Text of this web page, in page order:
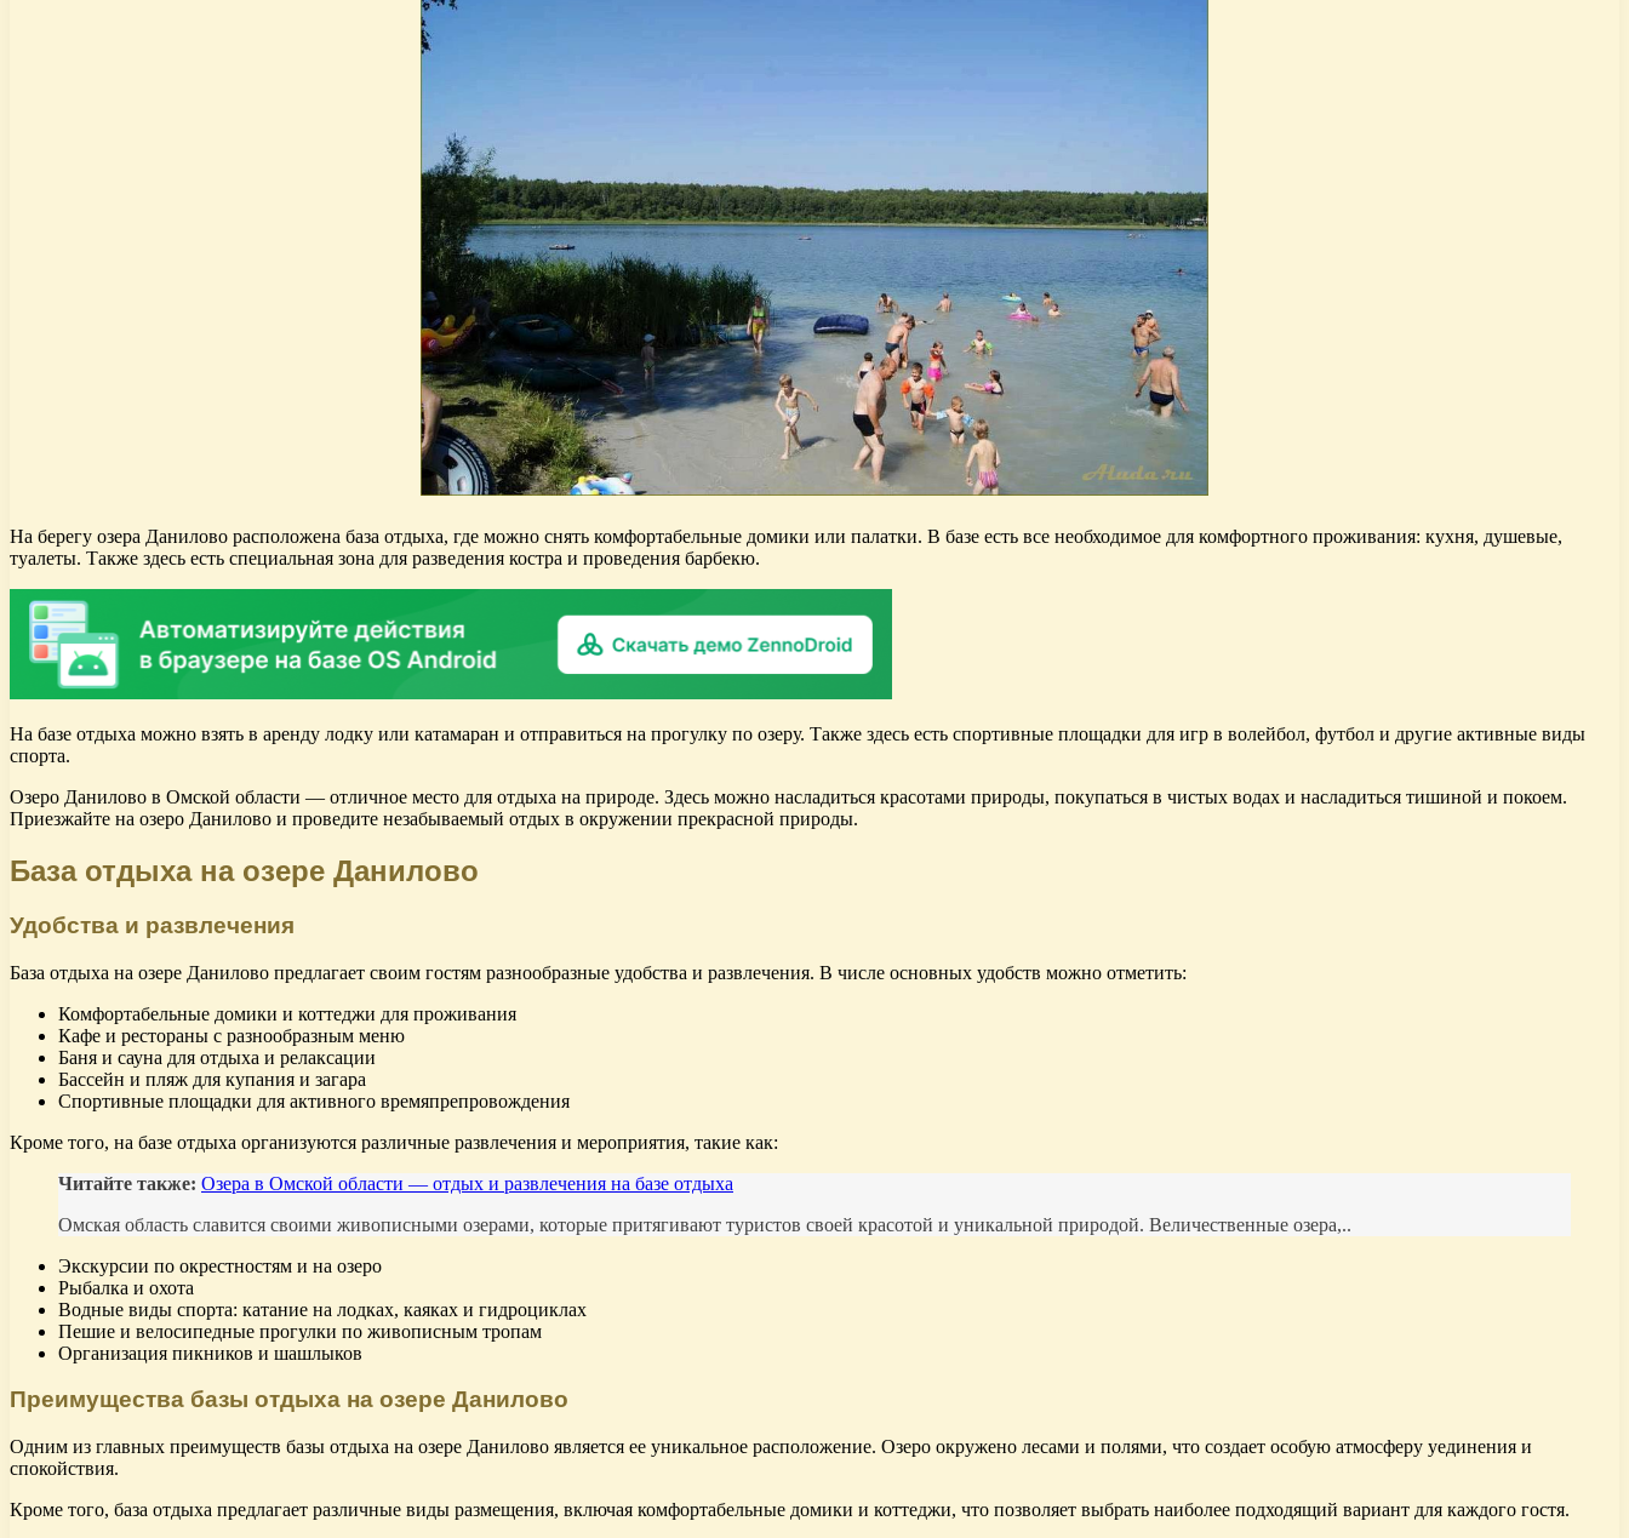
На берегу озера Данилово расположена база отдыха, где можно снять комфортабельные домики или палатки. В базе есть все необходимое для комфортного проживания: кухня, душевые,
туалеты. Также здесь есть специальная зона для разведения костра и проведения барбекю.
На базе отдыха можно взять в аренду лодку или катамаран и отправиться на прогулку по озеру. Также здесь есть спортивные площадки для игр в волейбол, футбол и другие активные виды
спорта.
Озеро Данилово в Омской области — отличное место для отдыха на природе. Здесь можно насладиться красотами природы, покупаться в чистых водах и насладиться тишиной и покоем.
Приезжайте на озеро Данилово и проведите незабываемый отдых в окружении прекрасной природы.
База отдыха на озере Данилово
Удобства и развлечения
База отдыха на озере Данилово предлагает своим гостям разнообразные удобства и развлечения. В числе основных удобств можно отметить:
Комфортабельные домики и коттеджи для проживания
Кафе и рестораны с разнообразным меню
Баня и сауна для отдыха и релаксации
Бассейн и пляж для купания и загара
Спортивные площадки для активного времяпрепровождения
Кроме того, на базе отдыха организуются различные развлечения и мероприятия, такие как:
Читайте также: Озера в Омской области — отдых и развлечения на базе отдыха
Омская область славится своими живописными озерами, которые притягивают туристов своей красотой и уникальной природой. Величественные озера,..
Экскурсии по окрестностям и на озеро
Рыбалка и охота
Водные виды спорта: катание на лодках, каяках и гидроциклах
Пешие и велосипедные прогулки по живописным тропам
Организация пикников и шашлыков
Преимущества базы отдыха на озере Данилово
Одним из главных преимуществ базы отдыха на озере Данилово является ее уникальное расположение. Озеро окружено лесами и полями, что создает особую атмосферу уединения и
спокойствия.
Кроме того, база отдыха предлагает различные виды размещения, включая комфортабельные домики и коттеджи, что позволяет выбрать наиболее подходящий вариант для каждого гостя.